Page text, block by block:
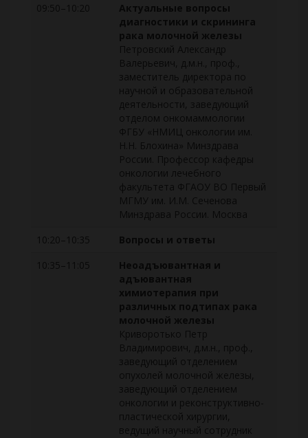
09:50–10:20
Актуальные вопросы
диагностики и скрининга
рака молочной железы
Петровский Александр
Валерьевич, д.м.н., проф.,
заместитель директора по
научной и образовательной
деятельности, заведующий
отделом онкомаммологии
ФГБУ «НМИЦ онкологии им.
Н.Н. Блохина» Минздрава
России. Профессор кафедры
онкологии лечебного
факультета ФГАОУ ВО Первый
МГМУ им. И.М. Сеченова
Минздрава России. Москва
10:20–10:35
Вопросы и ответы
10:35–11:05
Неоадъювантная и
адъювантная
химиотерапия при
различных подтипах рака
молочной железы
Криворотько Петр
Владимирович, д.м.н., проф.,
заведующий отделением
опухолей молочной железы,
заведующий отделением
онкологии и реконструктивно-
пластической хирургии,
ведущий научный сотрудник